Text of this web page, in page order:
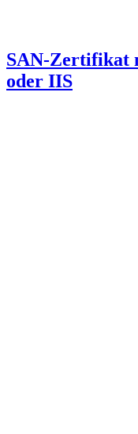
SAN-Zertifikat
oder IIS